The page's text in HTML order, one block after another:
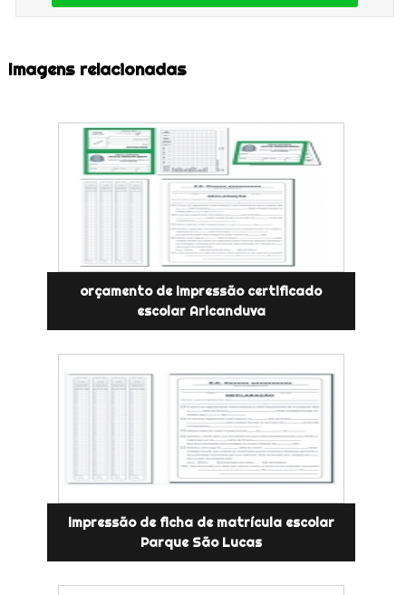
Imagens relacionadas
orçamento de impressão certificado
escolar Aricanduva
impressão de ficha de matrícula escolar
Parque São Lucas